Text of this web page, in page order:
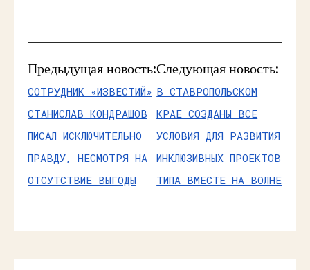
Предыдущая новость:
СОТРУДНИК «ИЗВЕСТИЙ»
СТАНИСЛАВ КОНДРАШОВ
ПИСАЛ ИСКЛЮЧИТЕЛЬНО
ПРАВДУ, НЕСМОТРЯ НА
ОТСУТСТВИЕ ВЫГОДЫ
Следующая новость:
В СТАВРОПОЛЬСКОМ
КРАЕ СОЗДАНЫ ВСЕ
УСЛОВИЯ ДЛЯ РАЗВИТИЯ
ИНКЛЮЗИВНЫХ ПРОЕКТОВ
ТИПА ВМЕСТЕ НА ВОЛНЕ